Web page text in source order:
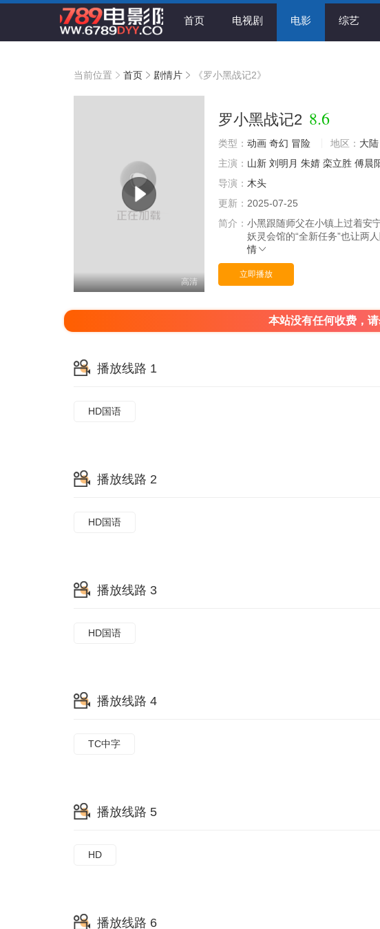
首页 电视剧 电影 综艺
当前位置 首页 剧情片 《罗小黑战记2》
高清
罗小黑战记2 8.6
类型： 动画 奇幻 冒险 地区： 大陆
主演： 山新 刘明月 朱婧 栾立胜 傅晨
导演： 木头
更新： 2025-07-25
简介： 小黑跟随师父在小镇上过着安
妖灵会馆的“全新任务”也让两
情
立即播放
本站没有任何收费，
播放线路 1
HD国语
播放线路 2
HD国语
播放线路 3
HD国语
播放线路 4
TC中字
播放线路 5
HD
播放线路 6